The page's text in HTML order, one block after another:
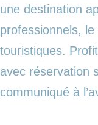
une destination
professionnels,
touristiques.
avec réservation
communiqué à